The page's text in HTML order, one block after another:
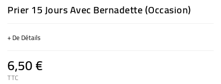
Prier 15 Jours Avec Bernadette (Occasion)
+ De Détails
6,50 €
TTC